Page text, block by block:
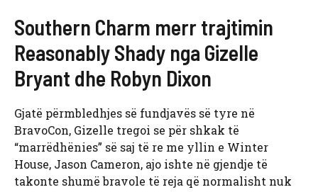
Southern Charm merr trajtimin
Reasonably Shady nga Gizelle
Bryant dhe Robyn Dixon
Gjatë përmbledhjes së fundjavës së tyre në
BravoCon, Gizelle tregoi se për shkak të
“marrëdhënies” së saj të re me yllin e Winter
House, Jason Cameron, ajo ishte në gjendje të
takonte shumë bravole të reja që normalisht nuk